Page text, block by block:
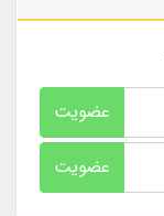
عضویت
عضویت